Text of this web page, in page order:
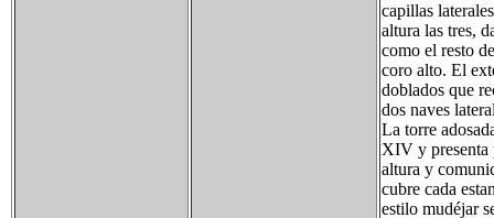
capillas
altura las tres,
como el resto
coro alto. El
doblados que
dos naves
La torre
XIV y presenta
altura y
cubre cada
estilo mudéjar